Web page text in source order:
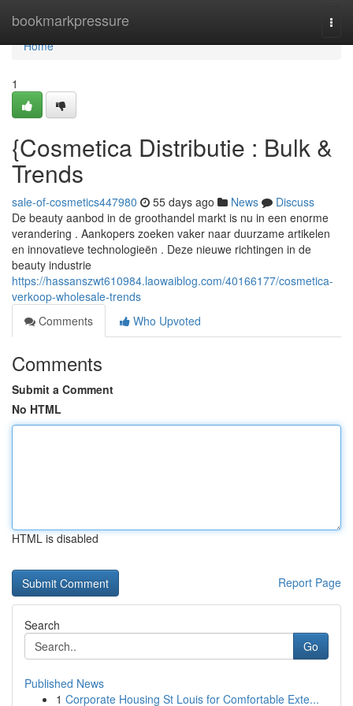
bookmarkpressure
Home
Home
1
{Cosmetica Distributie : Bulk &
Trends
sale-of-cosmetics447980 55 days ago News
Discuss
De beauty aanbod in de groothandel markt is nu in een enorme
verandering . Aankopers zoeken vaker naar duurzame artikelen
en innovatieve technologieën . Deze nieuwe richtingen in de
beauty industrie
https://hassanszwt610984.laowaiblog.com/40166177/cosmetica-
verkoop-wholesale-trends
Comments
Who Upvoted
Comments
Submit a Comment
No HTML
HTML is disabled
Report Page
Search
Go
Published News
1 Corporate Housing St Louis for Comfortable Exte...